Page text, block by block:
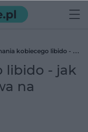
kobiecego libido - jak
libido - jak
na